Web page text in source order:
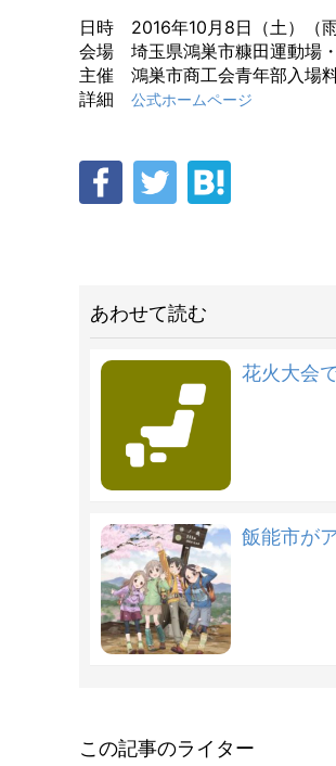
日時 2016年10月8日（土）（雨
会場 埼玉県鴻巣市糠田運動場
主催 鴻巣市商工会青年部入場
詳細 公式ホームページ
あわせて読む
花火大会
飯能市が
この記事のライター